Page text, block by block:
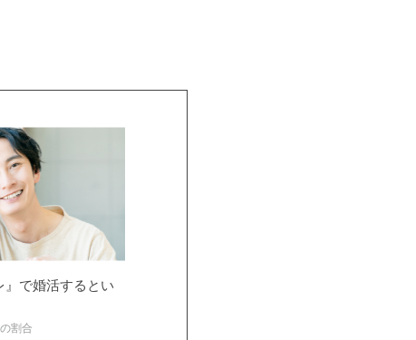
』で婚活するとい
割合